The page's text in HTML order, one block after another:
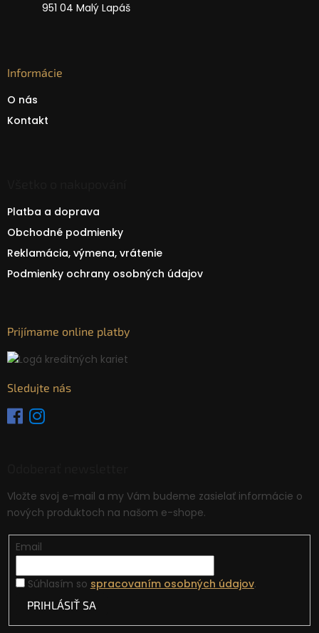
951 04 Malý Lapáš
Informácie
O nás
Kontakt
Platba a doprava
Obchodné podmienky
Reklamácia, výmena, vrátenie
Podmienky ochrany osobných údajov
Prijímame online platby
Sledujte nás
Vložte svoj e-mail a my Vám budeme zasielať informácie o
nových produktoch na našom e-shope.
Email
Súhlasím so spracovaním osobných údajov.
PRIHLÁSIŤ SA